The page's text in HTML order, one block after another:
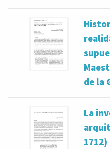
de la
La
1712)